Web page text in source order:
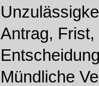
Antrag, Frist,
Mündliche